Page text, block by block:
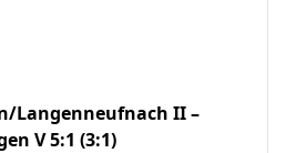
Langenneufnach II –
V 5:1 (3:1)